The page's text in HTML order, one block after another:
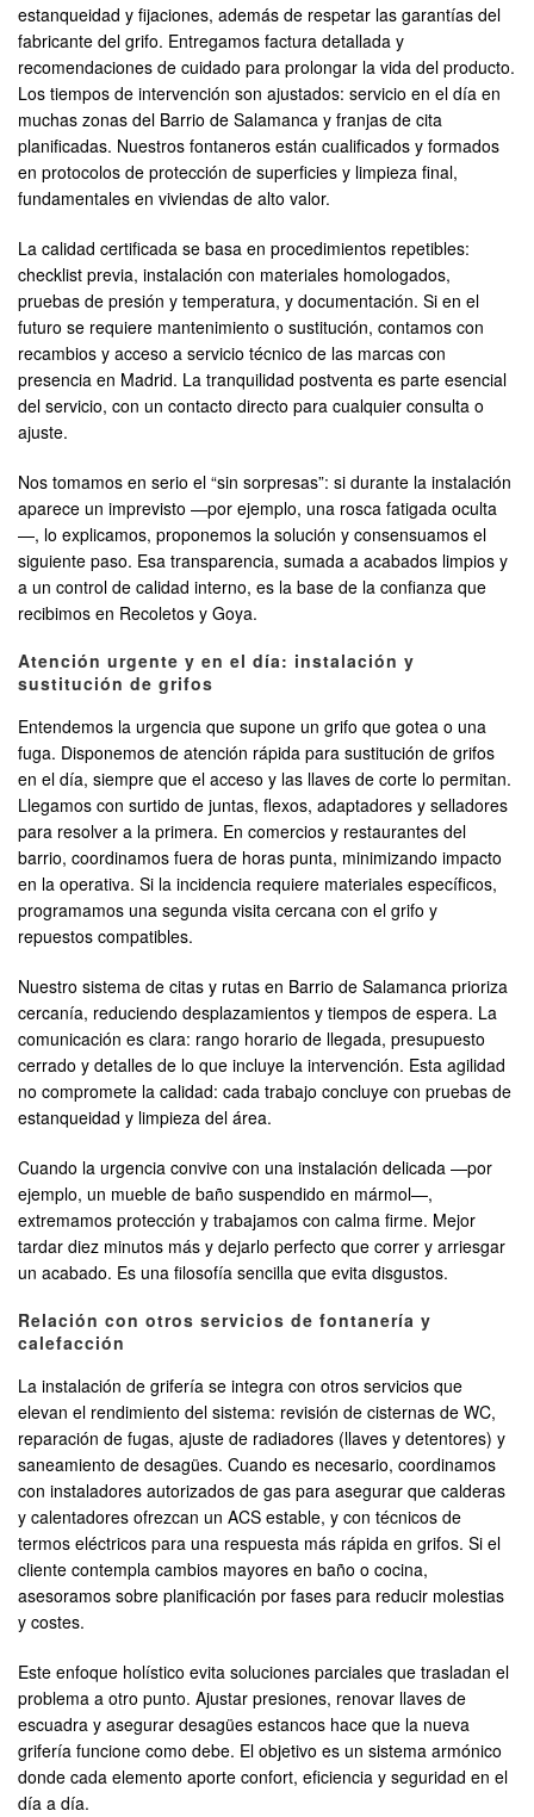
estanqueidad y fijaciones, además de respetar las garantías del
fabricante del grifo. Entregamos factura detallada y
recomendaciones de cuidado para prolongar la vida del producto.
Los tiempos de intervención son ajustados: servicio en el día en
muchas zonas del Barrio de Salamanca y franjas de cita
planificadas. Nuestros fontaneros están cualificados y formados
en protocolos de protección de superficies y limpieza final,
fundamentales en viviendas de alto valor.
La calidad certificada se basa en procedimientos repetibles:
checklist previa, instalación con materiales homologados,
pruebas de presión y temperatura, y documentación. Si en el
futuro se requiere mantenimiento o sustitución, contamos con
recambios y acceso a servicio técnico de las marcas con
presencia en Madrid. La tranquilidad postventa es parte esencial
del servicio, con un contacto directo para cualquier consulta o
ajuste.
Nos tomamos en serio el “sin sorpresas”: si durante la instalación
aparece un imprevisto —por ejemplo, una rosca fatigada oculta
—, lo explicamos, proponemos la solución y consensuamos el
siguiente paso. Esa transparencia, sumada a acabados limpios y
a un control de calidad interno, es la base de la confianza que
recibimos en Recoletos y Goya.
Atención urgente y en el día: instalación y
sustitución de grifos
Entendemos la urgencia que supone un grifo que gotea o una
fuga. Disponemos de atención rápida para sustitución de grifos
en el día, siempre que el acceso y las llaves de corte lo permitan.
Llegamos con surtido de juntas, flexos, adaptadores y selladores
para resolver a la primera. En comercios y restaurantes del
barrio, coordinamos fuera de horas punta, minimizando impacto
en la operativa. Si la incidencia requiere materiales específicos,
programamos una segunda visita cercana con el grifo y
repuestos compatibles.
Nuestro sistema de citas y rutas en Barrio de Salamanca prioriza
cercanía, reduciendo desplazamientos y tiempos de espera. La
comunicación es clara: rango horario de llegada, presupuesto
cerrado y detalles de lo que incluye la intervención. Esta agilidad
no compromete la calidad: cada trabajo concluye con pruebas de
estanqueidad y limpieza del área.
Cuando la urgencia convive con una instalación delicada —por
ejemplo, un mueble de baño suspendido en mármol—,
extremamos protección y trabajamos con calma firme. Mejor
tardar diez minutos más y dejarlo perfecto que correr y arriesgar
un acabado. Es una filosofía sencilla que evita disgustos.
Relación con otros servicios de fontanería y
calefacción
La instalación de grifería se integra con otros servicios que
elevan el rendimiento del sistema: revisión de cisternas de WC,
reparación de fugas, ajuste de radiadores (llaves y detentores) y
saneamiento de desagües. Cuando es necesario, coordinamos
con instaladores autorizados de gas para asegurar que calderas
y calentadores ofrezcan un ACS estable, y con técnicos de
termos eléctricos para una respuesta más rápida en grifos. Si el
cliente contempla cambios mayores en baño o cocina,
asesoramos sobre planificación por fases para reducir molestias
y costes.
Este enfoque holístico evita soluciones parciales que trasladan el
problema a otro punto. Ajustar presiones, renovar llaves de
escuadra y asegurar desagües estancos hace que la nueva
grifería funcione como debe. El objetivo es un sistema armónico
donde cada elemento aporte confort, eficiencia y seguridad en el
día a día.